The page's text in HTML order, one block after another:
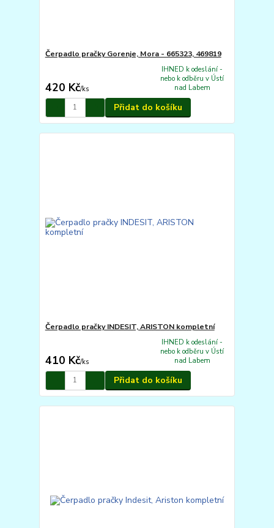
Čerpadlo pračky Gorenje, Mora - 665323, 469819
420 Kč/ks
IHNED k odeslání -
nebo k odběru v Ústí
nad Labem
Přidat do košíku
Čerpadlo pračky INDESIT, ARISTON kompletní
410 Kč/ks
IHNED k odeslání -
nebo k odběru v Ústí
nad Labem
Přidat do košíku